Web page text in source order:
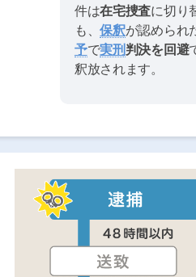
件は在宅捜査に切り
も、保釈が認められ
予で実刑 判決を回避
釈放されます。